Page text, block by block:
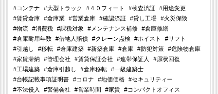
#コンテナ #大型トラック #４０フィート #検査済証 #用途変更
#賃貸倉庫 #倉庫業 #営業倉庫 #確認済証 #貸し工場 #火災保険
#物流 #消費税 #課税対象 #メンテナンス補修 #倉庫修繕
#倉庫耐用年数 #借地人賠償 #クレーン点検 #ホイスト
#リフト
#引越し
#移転 #倉庫建築 #新築倉庫 #倉庫 #防犯対策 #危険物倉庫
#家賃滞納 #管理会社 #賃貸保証会社 #連帯保証人
#原状回復
#工場建築 #倉庫引越し #倉庫移転 #一級建築士
#台帳記載事項証明書 #コロナ #地価価格 #セキュリティー
#不法侵入
#警備会社 #営業時間 #家賃 #コンパクトオフィス